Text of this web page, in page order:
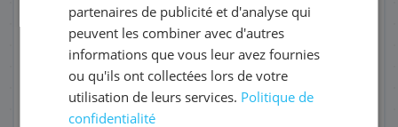
QUANTITÉ PAR LIVRAISON
DATE DE PREMIÈRE LIVRAISON SOUHAITÉE
partenaires de publicité et d'analyse qui
peuvent les combiner avec d'autres
informations que vous leur avez fournies
ou qu'ils ont collectées lors de votre
utilisation de leurs services. Politique de
confidentialité